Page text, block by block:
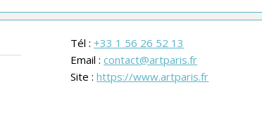
Tél :+33 1 56 26 52 13
Email :contact@artparis.fr
Site :https://www.artparis.fr